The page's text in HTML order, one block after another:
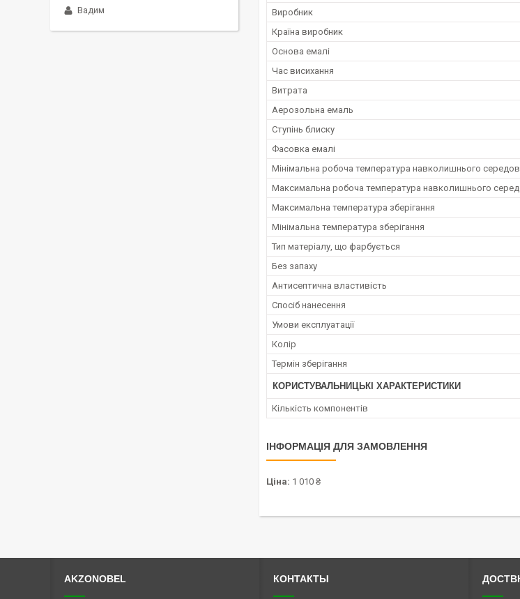
Виробник
Країна виробник
Основа емалі
Час висихання
Витрата
Аерозольна емаль
Ступінь блиску
Фасовка емалі
Мінімальна робоча температура навколишнього
Максимальна робоча температура навколишнього
Максимальна температура зберігання
Мінімальна температура зберігання
Тип матеріалу, що фарбується
Без запаху
Антисептична властивість
Спосіб нанесення
Умови експлуатації
Колір
Термін зберігання
КОРИСТУВАЛЬНИЦЬКІ ХАРАКТЕРИСТИКИ
Кількість компонентів
ІНФОРМАЦІЯ ДЛЯ ЗАМОВЛЕННЯ
Ціна: 1 010 ₴
Вадим
AKZONOBEL КОНТАКТЫ